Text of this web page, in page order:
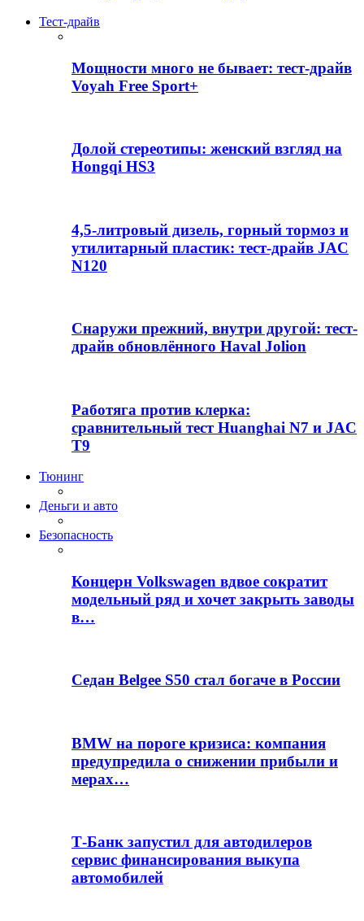
Тест-драйв
Мощности много не бывает: тест-драйв
Voyah Free Sport+
Долой стереотипы: женский взгляд на
Hongqi HS3
4,5-литровый дизель, горный тормоз и
утилитарный пластик: тест-драйв JAC
N120
Снаружи прежний, внутри другой: тест-
драйв обновлённого Haval Jolion
Работяга против клерка:
сравнительный тест Huanghai N7 и JAC
T9
Тюнинг
Деньги и авто
Безопасность
Концерн Volkswagen вдвое сократит
модельный ряд и хочет закрыть заводы
в…
Седан Belgee S50 стал богаче в России
BMW на пороге кризиса: компания
предупредила о снижении прибыли и
мерах…
Т-Банк запустил для автодилеров
сервис финансирования выкупа
автомобилей